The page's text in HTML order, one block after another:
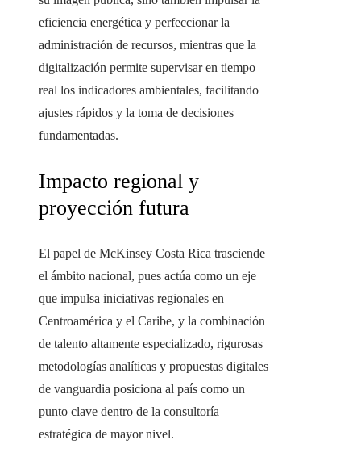
eficiencia energética y perfeccionar la
administración de recursos, mientras que la
digitalización permite supervisar en tiempo
real los indicadores ambientales, facilitando
ajustes rápidos y la toma de decisiones
fundamentadas.
Impacto regional y
proyección futura
El papel de McKinsey Costa Rica trasciende
el ámbito nacional, pues actúa como un eje
que impulsa iniciativas regionales en
Centroamérica y el Caribe, y la combinación
de talento altamente especializado, rigurosas
metodologías analíticas y propuestas digitales
de vanguardia posiciona al país como un
punto clave dentro de la consultoría
estratégica de mayor nivel.